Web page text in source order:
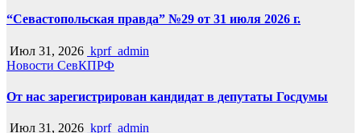
“Севастопольская правда” №29 от 31 июля 2026 г.
Июл 31, 2026 kprf_admin
Новости СевКПРФ
От нас зарегистрирован кандидат в депутаты Госдумы
Июл 31, 2026 kprf_admin